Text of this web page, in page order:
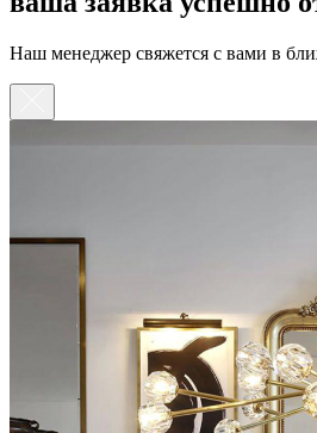
Наш менеджер свяжется с вами в